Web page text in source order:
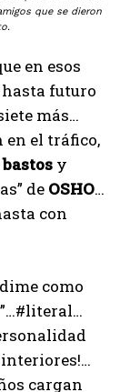
que se dieron
en esos
hasta futuro
más…
en el tráfico,
bastos y
de OSHO…
con
como
interiores!…
cargan